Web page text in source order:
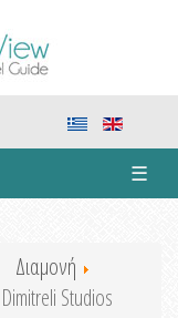
☰
Διαμονή
Dimitreli Studios